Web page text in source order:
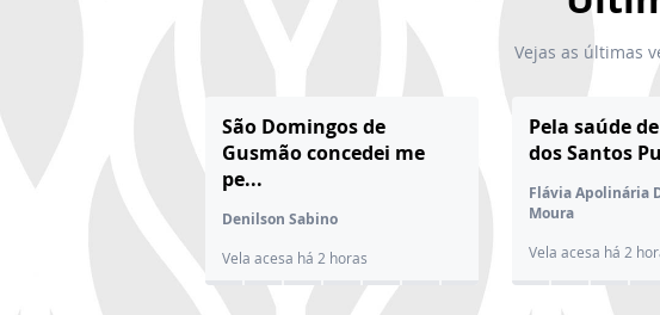
Vejas as últimas
São Domingos de
Gusmão concedei me
pe...
Denilson Sabino
Vela acesa há 2 horas
Pela saúde
dos Santos
Flávia Apolinária
Moura
Vela acesa há 2